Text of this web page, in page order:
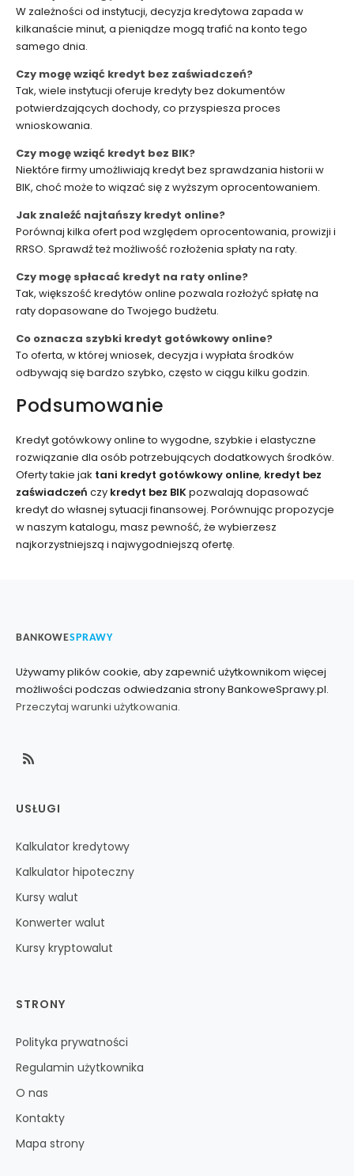
W zależności od instytucji, decyzja kredytowa zapada w
kilkanaście minut, a pieniądze mogą trafić na konto tego
samego dnia.
Czy mogę wziąć kredyt bez zaświadczeń?
Tak, wiele instytucji oferuje kredyty bez dokumentów
potwierdzających dochody, co przyspiesza proces
wnioskowania.
Czy mogę wziąć kredyt bez BIK?
Niektóre firmy umożliwiają kredyt bez sprawdzania historii w
BIK, choć może to wiązać się z wyższym oprocentowaniem.
Jak znaleźć najtańszy kredyt online?
Porównaj kilka ofert pod względem oprocentowania, prowizji i
RRSO. Sprawdź też możliwość rozłożenia spłaty na raty.
Czy mogę spłacać kredyt na raty online?
Tak, większość kredytów online pozwala rozłożyć spłatę na
raty dopasowane do Twojego budżetu.
Co oznacza szybki kredyt gotówkowy online?
To oferta, w której wniosek, decyzja i wypłata środków
odbywają się bardzo szybko, często w ciągu kilku godzin.
Podsumowanie
Kredyt gotówkowy online to wygodne, szybkie i elastyczne
rozwiązanie dla osób potrzebujących dodatkowych środków.
Oferty takie jak tani kredyt gotówkowy online, kredyt bez
zaświadczeń czy kredyt bez BIKpozwalają dopasować
kredyt do własnej sytuacji finansowej. Porównując propozycje
w naszym katalogu, masz pewność, że wybierzesz
najkorzystniejszą i najwygodniejszą ofertę.
BANKOWESPRAWY
Używamy plików cookie, aby zapewnić użytkownikom więcej
możliwości podczas odwiedzania strony BankoweSprawy.pl.
Przeczytaj warunki użytkowania.
USŁUGI
Kalkulator kredytowy
Kalkulator hipoteczny
Kursy walut
Konwerter walut
Kursy kryptowalut
STRONY
Polityka prywatności
Regulamin użytkownika
O nas
Kontakty
Mapa strony